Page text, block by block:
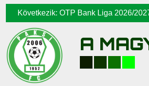
Következik: OTP Bank Liga 2026/
A